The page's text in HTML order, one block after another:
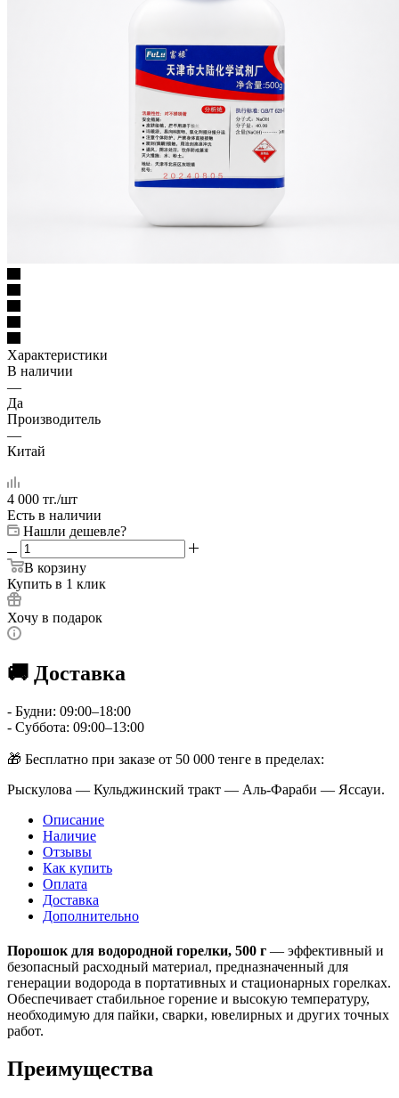
Характеристики
В наличии
—
Да
Производитель
—
Китай
4 000 тг./шт
Есть в наличии
Нашли дешевле?
В корзину
Купить в 1 клик
Хочу в подарок
🚚 Доставка
- Будни: 09:00–18:00
- Суббота: 09:00–13:00
🎁 Бесплатно при заказе от 50 000 тенге в пределах:
Рыскулова — Кульджинский тракт — Аль-Фараби — Яссауи.
Описание
Наличие
Отзывы
Как купить
Оплата
Доставка
Дополнительно
Порошок для водородной горелки, 500 г — эффективный и
безопасный расходный материал, предназначенный для
генерации водорода в портативных и стационарных горелках.
Обеспечивает стабильное горение и высокую температуру,
необходимую для пайки, сварки, ювелирных и других точных
работ.
Преимущества